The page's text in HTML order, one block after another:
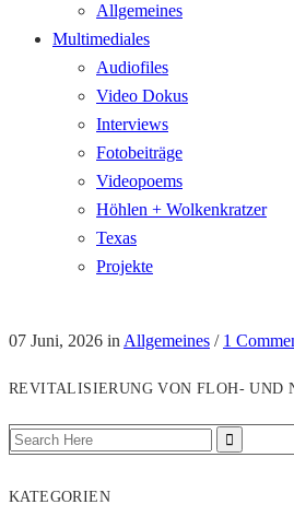
Allgemeines
Multimediales
Audiofiles
Video Dokus
Interviews
Fotobeiträge
Videopoems
Höhlen + Wolkenkratzer
Texas
Projekte
07 Juni, 2026 in Allgemeines / 1
REVITALISIERUNG VON FLOH- UND
KATEGORIEN